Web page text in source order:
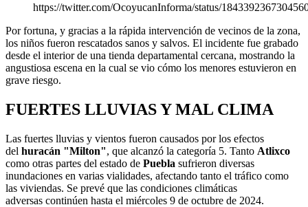
https://twitter.com/OcoyucanInforma/status/
Por fortuna, y gracias a la rápida intervención de vecinos de la zona,
los niños fueron rescatados sanos y salvos. El incidente fue grabado
desde el interior de una tienda departamental cercana, mostrando la
angustiosa escena en la cual se vio cómo los menores estuvieron en
grave riesgo.
FUERTES LLUVIAS Y MAL CLIMA
Las fuertes lluvias y vientos fueron causados por los efectos
del huracán "Milton", que alcanzó la categoría 5. Tanto Atlixco
como otras partes del estado de Puebla sufrieron diversas
inundaciones en varias vialidades, afectando tanto el tráfico como
las viviendas. Se prevé que las condiciones climáticas
adversas continúen hasta el miércoles 9 de octubre de 2024.